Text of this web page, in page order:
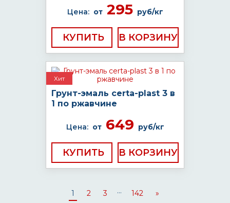
Цена: от295 руб/кг
КУПИТЬ
Хит
Грунт-эмаль certa-plast 3 в
1 по ржавчине
Цена: от649 руб/кг
КУПИТЬ
1 2 3 ... 142 »